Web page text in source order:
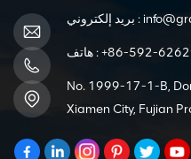
بريد إلكتروني :
هاتف :+86-592-
No. 1999-17-1-B,
Xiamen City, Fujian